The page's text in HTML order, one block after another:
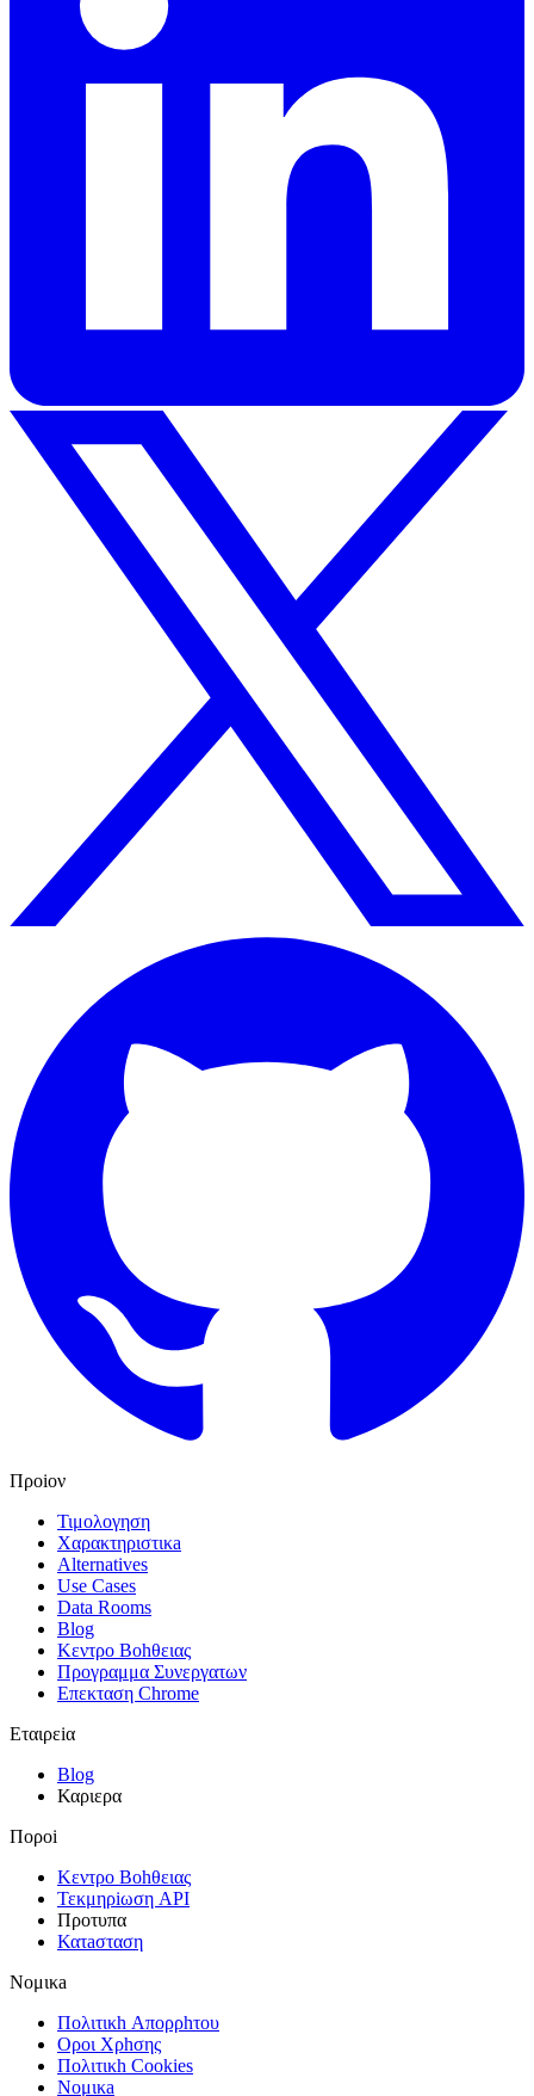
Προiον
Τιμολογηση
Χαρακτηριστικa
Alternatives
Use Cases
Data Rooms
Blog
Κεντρο Βοhθειας
Προγραμμα Συνεργατων
Επεκταση Chrome
Εταιρεiα
Blog
Καριερα
Πορoi
Κεντρο Βοhθειας
Τεκμηρiωση API
Πρoτυπα
Κατaσταση
Νομικa
Πολιτικh Απορρhτου
Οροι Χρhσης
Πολιτικh Cookies
Νομικa